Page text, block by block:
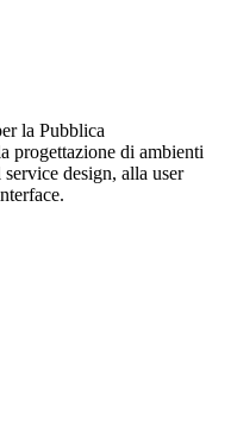
la Pubblica
progettazione di ambienti
design, alla user